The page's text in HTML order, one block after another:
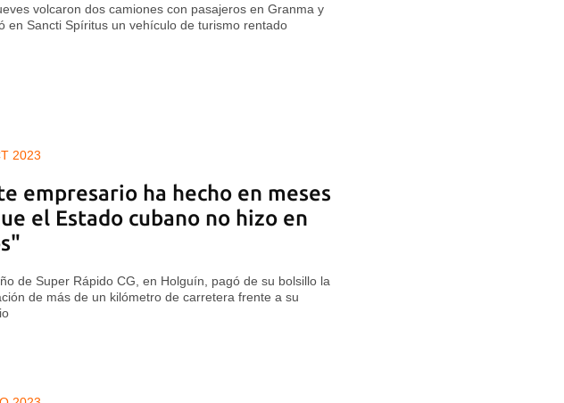
volcaron dos camiones con pasajeros en Granma y
en Sancti Spíritus un vehículo de turismo rentado
2023
empresario ha hecho en meses
el Estado cubano no hizo en
de Super Rápido CG, en Holguín, pagó de su bolsillo la
de más de un kilómetro de carretera frente a su